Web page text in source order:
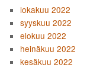
lokakuu 2022
syyskuu 2022
elokuu 2022
heinäkuu 2022
kesäkuu 2022